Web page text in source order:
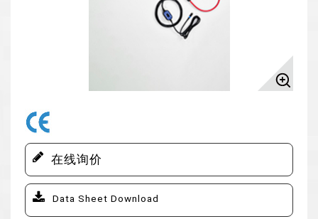
在线询价
Data Sheet Download